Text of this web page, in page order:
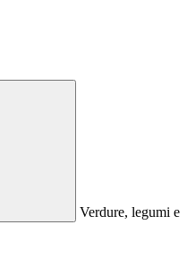
Verdure, legumi e